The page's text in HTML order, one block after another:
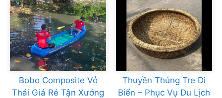
Bobo Composite Vỏ
Thái Giá Rẻ Tận Xưởng
Thuyền Thúng Tre Đi
Biển – Phục Vụ Du Lịch